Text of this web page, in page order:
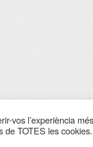
vos l’experiència
TOTES les